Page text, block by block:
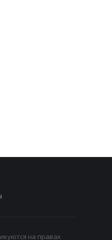
на правах